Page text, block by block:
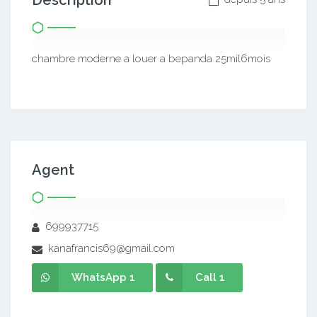
chambre moderne a louer a bepanda 25mil6mois
Agent
699937715
kanafrancis69@gmail.com
WhatsApp 1 Call 1